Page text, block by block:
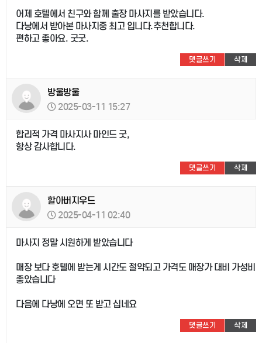
어제 호텔에서 친구와 함께 출장 마사지를 받았습니다.
다낭에서 받아본 마사지중 최고 입니다.추천합니다.
편하고 좋아요. 굿굿.
댓글쓰기 삭제
방울방울
2025-03-11 15:27
합리적 가격 마사지사 마인드 굿,
항상 감사합니다.
댓글쓰기 삭제
할아버지우드
2025-04-11 02:40
마사지 정말 시원하게 받았습니다
매장 보다 호텔에 받는게 시간도 절약되고 가격도 매장가 대비 가성비
좋았습니다
다음에 다낭에 오면 또 받고 십네요
댓글쓰기 삭제